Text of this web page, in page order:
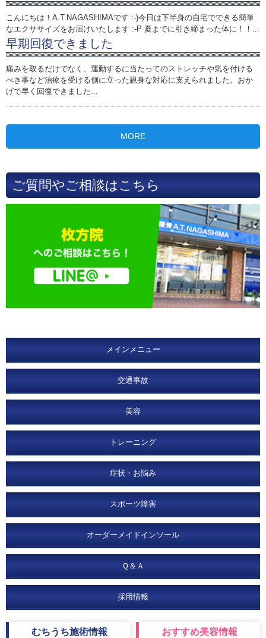
こんにちは！A.T.NAGASHIMAです :-)今日は下半身の自宅でできる簡単
なエクササイズをお届けいたします :-P 夏までに引き締まった体に！！...
早期回復できました
痛みを取るだけでなく、運動するに当たってのストレッチや気を付ける
べき事など治療を受ける側に立った親身な対応に支えられました。おか
げで早く回復できました...
MORE
ご質問やご相談はこちら
メインメニュー
交通事故
美容
トレーニング
症状・お悩み
スポーツ障害
オーダーメイドインソール
Ｑ＆Ａ
採用情報
むちうち施術情報 おすすめ美容情報